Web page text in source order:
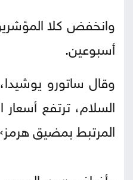
وانخفض كلا
أسبوعين.
وقال ساتورو
‌السلام، ترتفع
المرتبط بمضيق